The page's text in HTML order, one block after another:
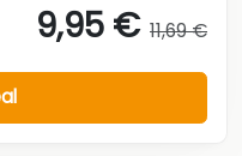
9,95 € 11,69 €